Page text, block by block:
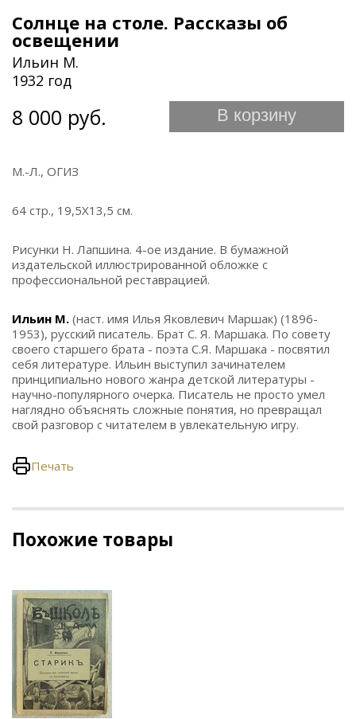
Солнце на столе. Рассказы об
освещении
Ильин М.
1932 год
8 000 руб. В корзину
М.-Л., ОГИЗ
64 стр., 19,5Х13,5 см.
Рисунки Н. Лапшина. 4-ое издание. В бумажной
издательской иллюстрированной обложке с
профессиональной реставрацией.
Ильин М. (наст. имя Илья Яковлевич Маршак) (1896-
1953), русский писатель. Брат С. Я. Маршака. По совету
своего старшего брата - поэта С.Я. Маршака - посвятил
себя литературе. Ильин выступил зачинателем
принципиально нового жанра детской литературы -
научно-популярного очерка. Писатель не просто умел
наглядно объяснять сложные понятия, но превращал
свой разговор с читателем в увлекательную игру.
Печать
Похожие товары